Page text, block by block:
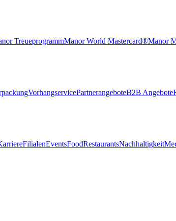
TreueprogrammManor World Mastercard®Manor
VorhangservicePartnerangeboteB2B Angebote
FilialenEventsFoodRestaurantsNachhaltigkeit